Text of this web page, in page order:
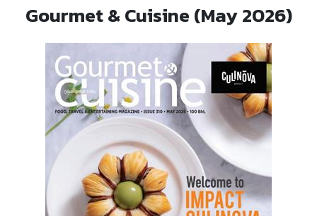
Gourmet & Cuisine (May 2026)